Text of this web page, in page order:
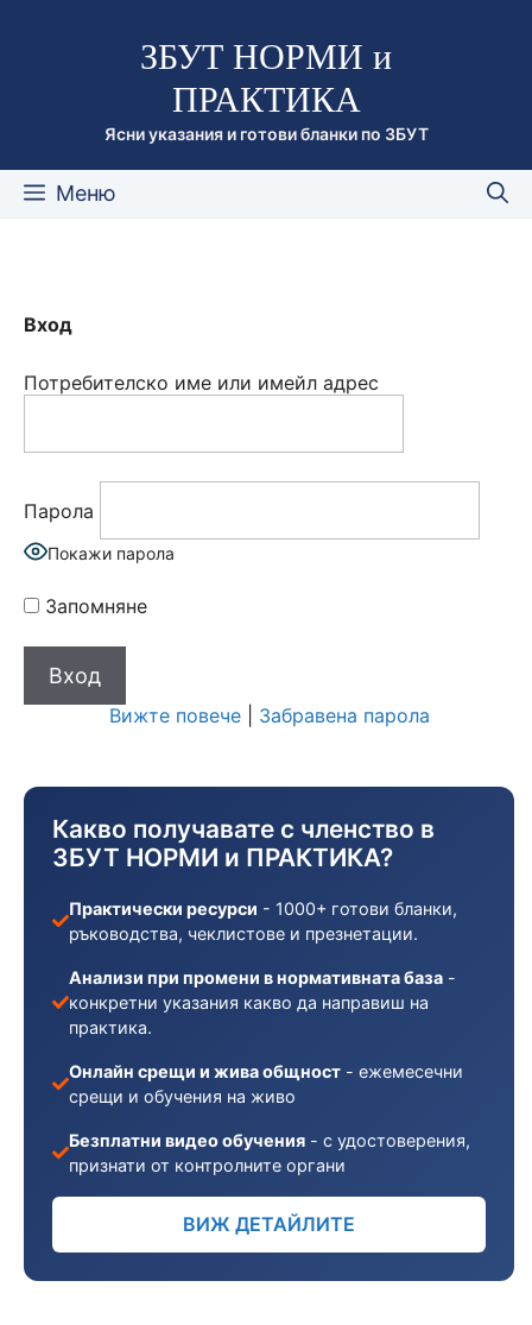
съдържаниетоЗБУТ НОРМИ и
ПРАКТИКА
Ясни указания и готови бланки по ЗБУТ
Меню
Вход
Потребителско име или имейл адрес
Парола
Покажи парола
Запомняне
Вижте повече| Забравена парола
Какво получавате с членство в
ЗБУТ НОРМИ и ПРАКТИКА?
Практически ресурси - 1000+ готови бланки,
ръководства, чеклистове и презнетации.
Анализи при промени в нормативната база -
конкретни указания какво да направиш на
практика.
Онлайн срещи и жива общност - ежемесечни
срещи и обучения на живо
Безплатни видео обучения - с удостоверения,
признати от контролните органи
ВИЖ ДЕТАЙЛИТЕ